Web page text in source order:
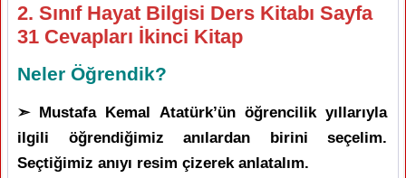
2. Sınıf Hayat Bilgisi Ders Kitabı Sayfa
31 Cevapları İkinci Kitap
Neler Öğrendik?
➣ Mustafa Kemal Atatürk’ün öğrencilik yıllarıyla
ilgili öğrendiğimiz anılardan birini seçelim.
Seçtiğimiz anıyı resim çizerek anlatalım.